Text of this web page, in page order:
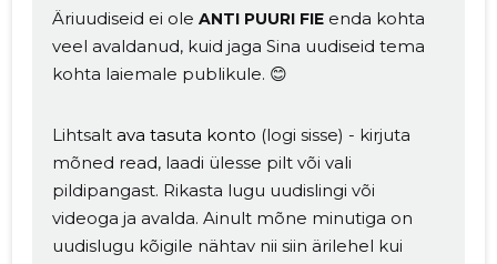
Äriuudiseid ei oleANTI PUURI FIE enda kohta
veel avaldanud, kuid jaga Sina uudiseid tema
kohta laiemale publikule. 😊
Lihtsalt ava tasuta konto (logi sisse) - kirjuta
mõned read, laadi ülesse pilt või vali
pildipangast. Rikasta lugu uudislingi või
videoga ja avalda. Ainult mõne minutiga on
uudislugu kõigile nähtav nii siin ärilehel kui
kirjeldust